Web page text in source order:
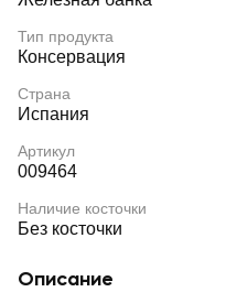
Тип продукта
Консервация
Страна
Испания
Артикул
009464
Наличие косточки
Без косточки
Описание